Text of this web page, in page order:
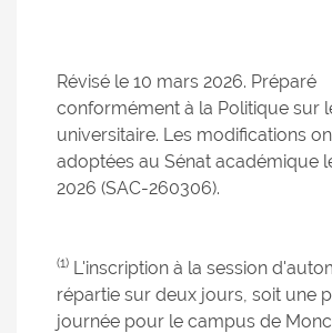
Révisé le 10 mars 2026. Préparé
conformément à la Politique sur
universitaire. Les modifications
adoptées au Sénat académique
2026 (SAC-260306).
(1) L'inscription à la session
répartie sur deux jours, soit une
journée pour le campus de